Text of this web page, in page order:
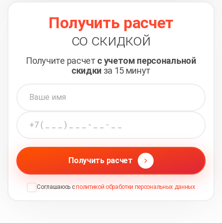
Получить расчет
со скидкой
Получите расчет с учетом персональной
скидки за 15 минут
Получить расчет
Соглашаюсь сполитикой обработки персональных данных